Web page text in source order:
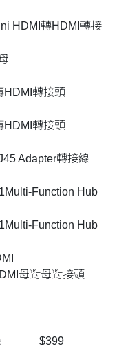
HDMI轉HDMI轉接
母對母
轉HDMI轉接頭
轉HDMI轉接頭
Adapter轉接線
Function Hub
Function Hub
母對母對接頭
機 $399